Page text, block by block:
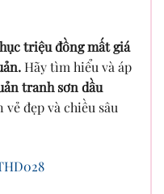
triệu đồng mất giá
Hãy tìm hiểu và áp
tranh sơn dầu
đẹp và chiều sâu